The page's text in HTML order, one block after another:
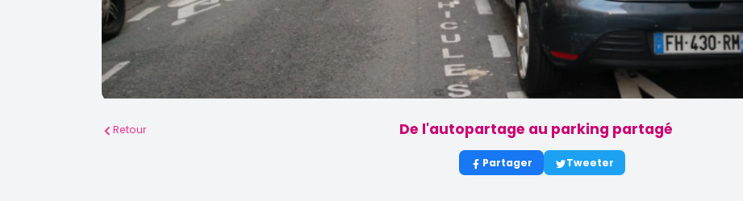
Retour De l'autopartage au parking partagé
Partager Tweeter